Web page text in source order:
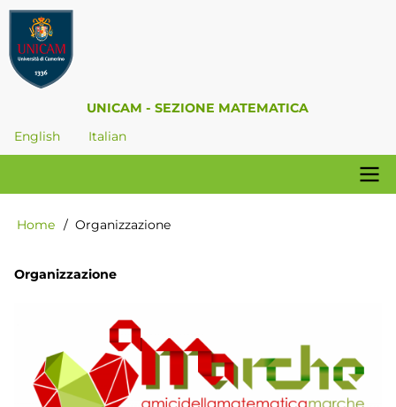
Salta
contenuto
principale
UNICAM - SEZIONE MATEMATICA
English
Italian
principale
Briciole
pane
Home Organizzazione
Organizzazione